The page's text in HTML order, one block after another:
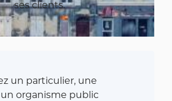
ses clients.
un particulier, une
organisme public